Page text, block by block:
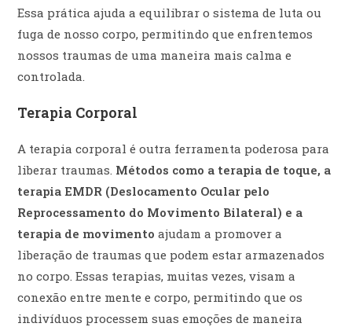
Essa prática ajuda a equilibrar o sistema de luta ou
fuga de nosso corpo, permitindo que enfrentemos
nossos traumas de uma maneira mais calma e
controlada.
Terapia Corporal
A terapia corporal é outra ferramenta poderosa para
liberar traumas. Métodos como a terapia de toque, a
terapia EMDR (Deslocamento Ocular pelo
Reprocessamento do Movimento Bilateral) e a
terapia de movimento ajudam a promover a
liberação de traumas que podem estar armazenados
no corpo. Essas terapias, muitas vezes, visam a
conexão entre mente e corpo, permitindo que os
indivíduos processem suas emoções de maneira